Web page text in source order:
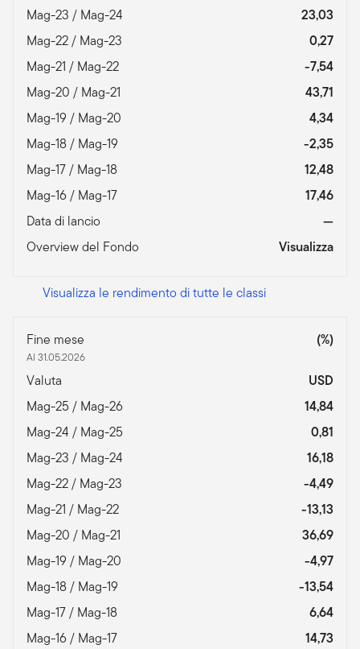
Mag-23 / Mag-24
23,03
Mag-22 / Mag-23
0,27
Mag-21 / Mag-22
-7,54
Mag-20 / Mag-21
43,71
Mag-19 / Mag-20
4,34
Mag-18 / Mag-19
-2,35
Mag-17 / Mag-18
12,48
Mag-16 / Mag-17
17,46
Data di lancio
—
Overview del Fondo
Visualizza
Visualizza le rendimento di tutte le classi
Fine mese
Al 31.05.2026
(%)
Valuta
USD
Mag-25 / Mag-26
14,84
Mag-24 / Mag-25
0,81
Mag-23 / Mag-24
16,18
Mag-22 / Mag-23
-4,49
Mag-21 / Mag-22
-13,13
Mag-20 / Mag-21
36,69
Mag-19 / Mag-20
-4,97
Mag-18 / Mag-19
-13,54
Mag-17 / Mag-18
6,64
Mag-16 / Mag-17
14,73